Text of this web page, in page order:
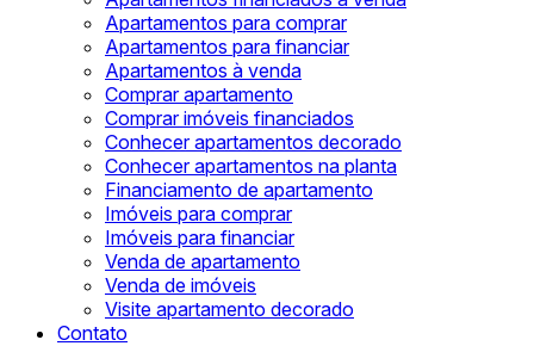
Apartamentos para comprar
Apartamentos para financiar
Apartamentos à venda
Comprar apartamento
Comprar imóveis financiados
Conhecer apartamentos decorado
Conhecer apartamentos na planta
Financiamento de apartamento
Imóveis para comprar
Imóveis para financiar
Venda de apartamento
Venda de imóveis
Visite apartamento decorado
Contato